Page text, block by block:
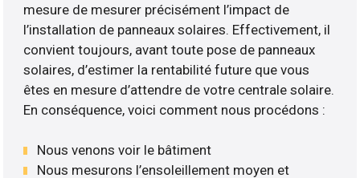
mesure de mesurer précisément l’impact de
l’installation de panneaux solaires. Effectivement, il
convient toujours, avant toute pose de panneaux
solaires, d’estimer la rentabilité future que vous
êtes en mesure d’attendre de votre centrale solaire.
En conséquence, voici comment nous procédons :
Nous venons voir le bâtiment
Nous mesurons l’ensoleillement moyen et